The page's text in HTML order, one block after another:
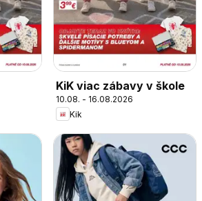
KiK viac zábavy v škole
10.08. - 16.08.2026
Kik